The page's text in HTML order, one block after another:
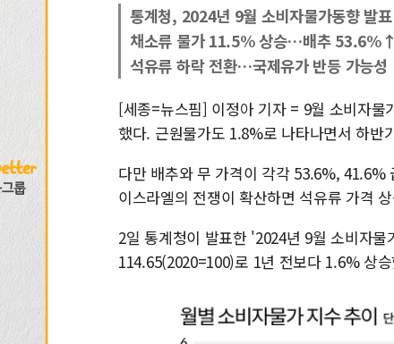
통계청, 2024년 9월 소비자물가동향 발표
채소류 물가 11.5% 상승…배추 53.6%↑
석유류 하락 전환…국제유가 반등 가능성
[세종=뉴스핌] 이정아 기자 = 9월 소비자
했다. 근원물가도 1.8%로 나타나면서 하반
다만 배추와 무 가격이 각각 53.6%,
이스라엘의 전쟁이 확산하면 석유류 가격
2일 통계청이 발표한 '2024년 9월 소비자
114.65(2020=100)로 1년 전보다 1.6% 상